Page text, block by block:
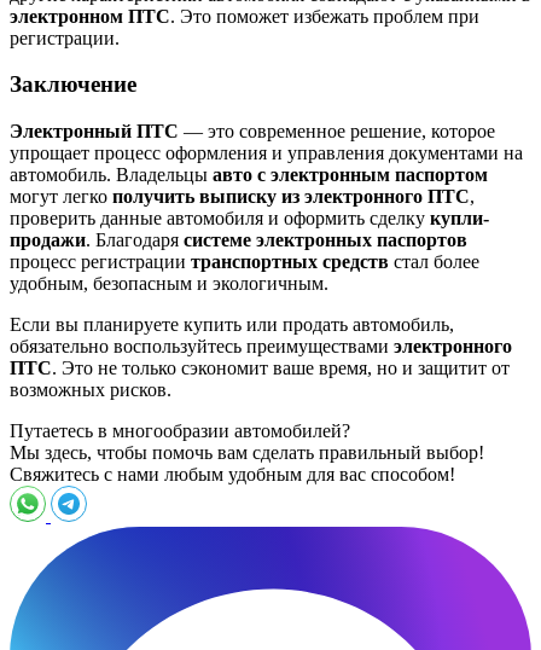
электронном ПТС. Это поможет избежать проблем при
регистрации.
Заключение
Электронный ПТС — это современное решение, которое
упрощает процесс оформления и управления документами на
автомобиль. Владельцы авто с электронным паспортом
могут легко получить выписку из электронного ПТС,
проверить данные автомобиля и оформить сделку купли-
продажи. Благодаря системе электронных паспортов
процесс регистрации транспортных средств стал более
удобным, безопасным и экологичным.
Если вы планируете купить или продать автомобиль,
обязательно воспользуйтесь преимуществами электронного
ПТС. Это не только сэкономит ваше время, но и защитит от
возможных рисков.
Путаетесь в многообразии автомобилей?
Мы здесь, чтобы помочь вам сделать правильный выбор!
Свяжитесь с нами любым удобным для вас способом!